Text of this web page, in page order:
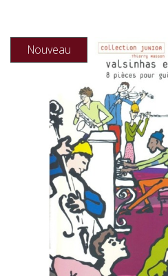
Nouveau